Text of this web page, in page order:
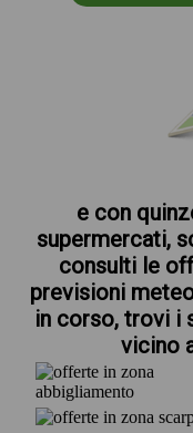
e con
supermercati,
consulti le
previsioni
in corso, trovi i
vicino